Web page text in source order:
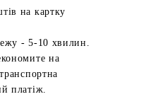
на картку
- 5-10 хвилин.
на
платіж.